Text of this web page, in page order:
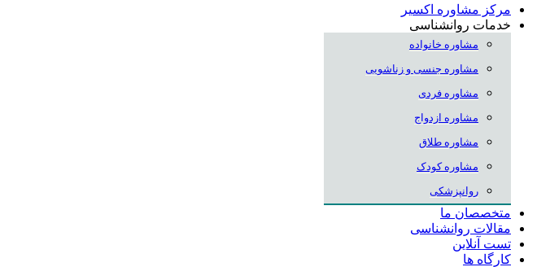
مرکز مشاوره اکسیر
خدمات روانشناسی
مشاوره خانواده
مشاوره جنسی و زناشویی
مشاوره فردی
مشاوره ازدواج
مشاوره طلاق
مشاوره کودک
روانپزشکی
متخصصان ما
مقالات روانشناسی
تست آنلاین
کارگاه ها